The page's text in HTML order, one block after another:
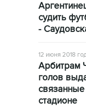
судить
-
12 июня 2018
Арбитрам
голов
стадионе